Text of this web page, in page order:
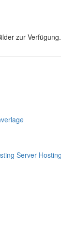
zur Verfügung.